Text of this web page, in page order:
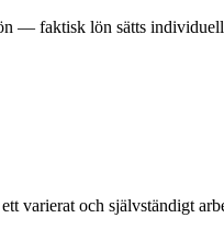
— faktisk lön sätts
varierat och självständigt